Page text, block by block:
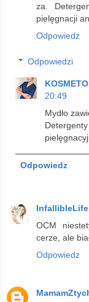
za.
pielęgnacji
Odpowiedz
Odpowiedzi
20:49
Mydło
Odpowiedz
OCM
cerze, ale
Odpowiedz